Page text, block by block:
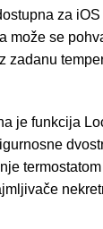
za
može se
zadanu
je funkcija